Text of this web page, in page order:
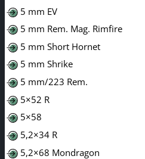
5 mm EV
5 mm Rem. Mag. Rimfire
5 mm Short Hornet
5 mm Shrike
5 mm/223 Rem.
5×52 R
5×58
5,2×34 R
5,2×68 Mondragon